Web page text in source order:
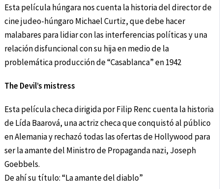
Esta película húngara nos cuenta la historia del director de
cine judeo-húngaro Michael Curtiz, que debe hacer
malabares para lidiar con las interferencias políticas y una
relación disfuncional con su hija en medio de la
problemática producción de “Casablanca” en 1942
The Devil’s mistress
Esta película checa dirigida por Filip Renc cuenta la historia
de Lída Baarová, una actriz checa que conquistó al público
en Alemania y rechazó todas las ofertas de Hollywood para
ser la amante del Ministro de Propaganda nazi, Joseph
Goebbels.
De ahí su título: “La amante del diablo”